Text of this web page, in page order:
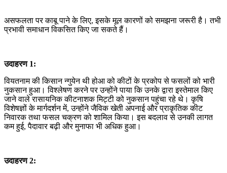
असफलता पर काबू पाने के लिए, इसके मूल कारणों को समझना जरूरी है। तभी
प्रभावी समाधान विकसित किए जा सकते हैं।
उदाहरण 1:
वियतनाम की किसान न्गुयेन थी होआ को कीटों के प्रकोप से फसलों को भारी
नुकसान हुआ। विश्लेषण करने पर उन्होंने पाया कि उनके द्वारा इस्तेमाल किए
जाने वाले रासायनिक कीटनाशक मिट्टी को नुकसान पहुंचा रहे थे। कृषि
विशेषज्ञों के मार्गदर्शन में, उन्होंने जैविक खेती अपनाई और प्राकृतिक कीट
निवारक तथा फसल चक्रण को शामिल किया। इस बदलाव से उनकी लागत
कम हुई, पैदावार बढ़ी और मुनाफा भी अधिक हुआ।
उदाहरण 2: